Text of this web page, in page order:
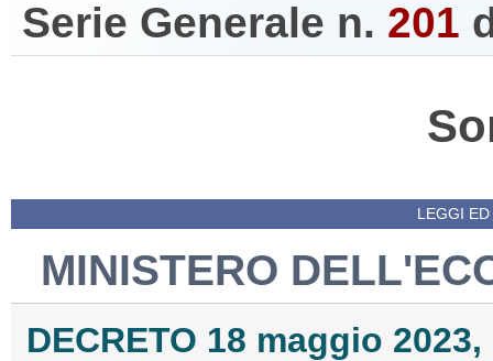
Serie Generale n. 201
LEGGI
MINISTERO
DECRETO 18 maggio 2023,